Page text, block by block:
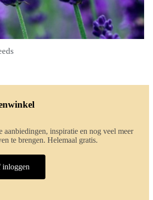
aanbiedingen, inspiratie en nog veel meer
te brengen. Helemaal gratis.
inloggen